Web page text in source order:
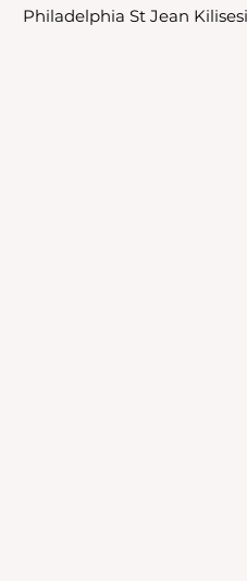
Philadelphia St Jean Kilisesi,